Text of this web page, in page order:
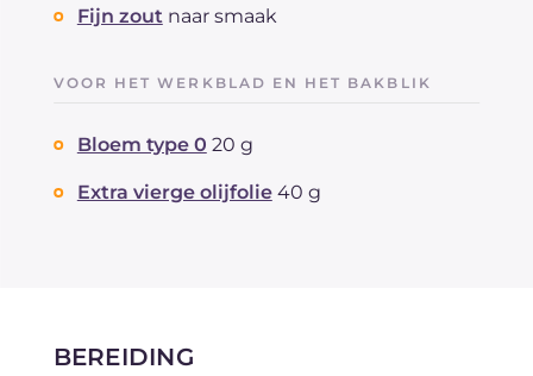
Fijn zout naar smaak
VOOR HET WERKBLAD EN HET BAKBLIK
Bloem type 0 20 g
Extra vierge olijfolie 40 g
BEREIDING